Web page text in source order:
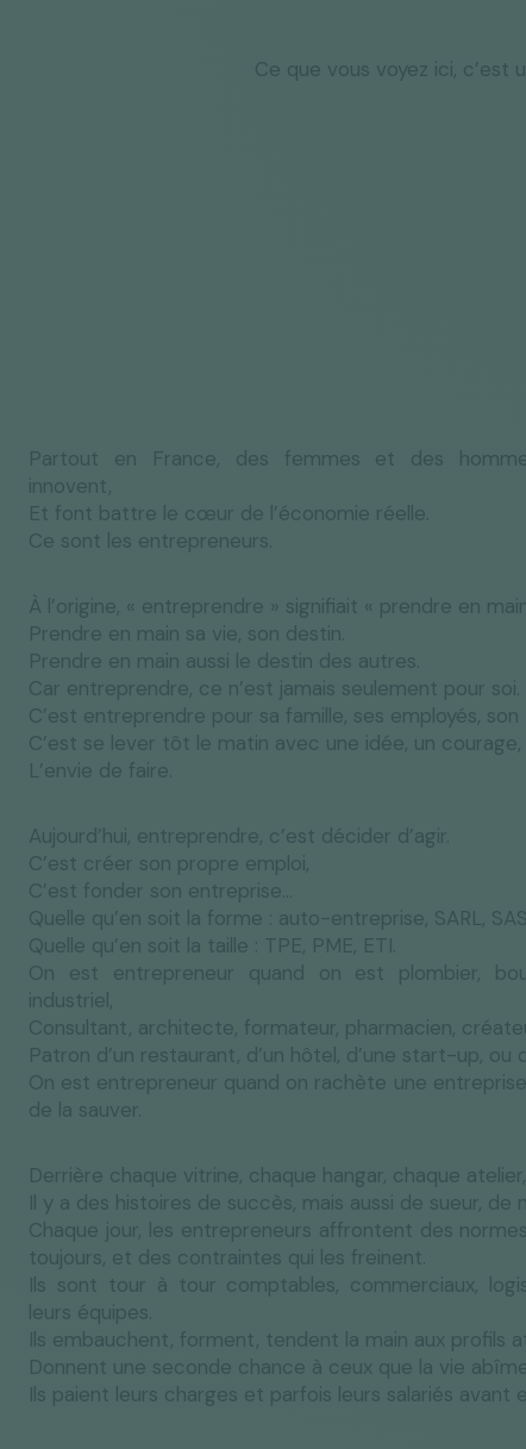
Ce que vous voyez ici,
Partout en France, des femmes et des
innovent,
Et font battre le cœur de l’économie réelle.
Ce sont les entrepreneurs.
À l’origine, « entreprendre » signifiait « prendre en main
Prendre en main sa vie, son destin.
Prendre en main aussi le destin des autres.
Car entreprendre, ce n’est jamais seulement pour soi.
C’est entreprendre pour sa famille, ses employés, son
C’est se lever tôt le matin avec une idée, un courage,
L’envie de faire.
Aujourd’hui, entreprendre, c’est décider d’agir.
C’est créer son propre emploi,
C’est fonder son entreprise…
Quelle qu’en soit la forme : auto-entreprise, SARL,
Quelle qu’en soit la taille : TPE, PME, ETI.
On est entrepreneur quand on est plombier,
industriel,
Consultant, architecte, formateur, pharmacien,
Patron d’un restaurant, d’un hôtel, d’une start-up, ou
On est entrepreneur quand on rachète une
de la sauver.
Derrière chaque vitrine, chaque hangar, chaque atelier,
Il y a des histoires de succès, mais aussi de sueur, de
Chaque jour, les entrepreneurs affrontent des
toujours, et des contraintes qui les freinent.
Ils sont tour à tour comptables, commerciaux,
leurs équipes.
Ils embauchent, forment, tendent la main aux profils
Donnent une seconde chance à ceux que la vie
Ils paient leurs charges et parfois leurs salariés avant